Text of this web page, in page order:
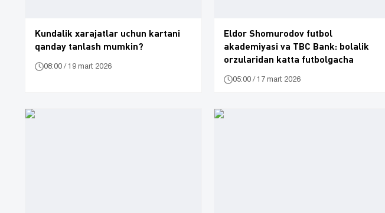
Kundalik xarajatlar uchun kartani
qanday tanlash mumkin?
08:00 / 19 mart 2026
Eldor Shomurodov futbol
akademiyasi va TBC Bank: bolalik
orzularidan katta futbolgacha
05:00 / 17 mart 2026